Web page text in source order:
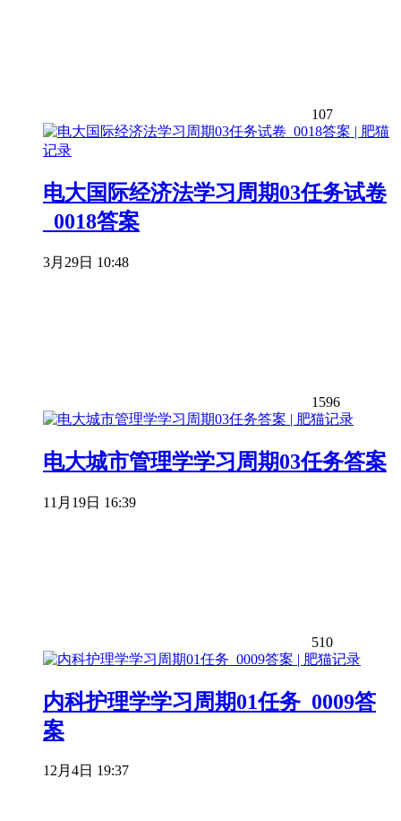
107
电大国际经济法学习周期03任务试卷
_0018答案
3月29日 10:48
1596
电大城市管理学学习周期03任务答案
11月19日 16:39
510
内科护理学学习周期01任务_0009答
案
12月4日 19:37